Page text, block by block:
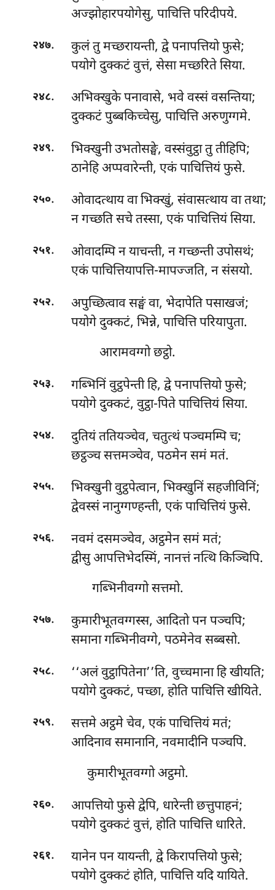
अज्झोहारपयोगेसु, पाचित्ति परिदीपये.
२४७. कुलंतु मच्छरायन्ती, द्वे पनापत्तियो फुसे;
पयोगे दुक्कटं वुत्तं, सेसा मच्छरिते सिया.
२४८.
अभिक्खुके पनावासे, भवे वस्सं वसन्तिया;
दुक्कटं पुब्बकिच्चेसु, पाचित्ति अरुणुग्गमे.
२४९.
भिक्खुनी उभतोसङ्घे, वस्संवुट्ठा तु तीहिपि;
ठानेहि अप्पवारेन्ती, एकं पाचित्तियं फुसे.
२५०. ओवादत्थायवा भिक्खुं, संवासत्थाय वा तथा;
न गच्छति सचे तस्सा, एकं पाचित्तियं सिया.
२५१.
ओवादम्पि न याचन्ती, न गच्छन्ती उपोसथं;
एकं पाचित्तियापत्ति-मापज्जति, न संसयो.
२५२.
अपुच्छित्वाव सङ्घं वा, भेदापेति पसाखजं;
पयोगे दुक्कटं, भिन्ने, पाचित्ति परियापुता.
आरामवग्गो छट्ठो.
२५३.
गब्भिनिं वुट्ठपेन्ती हि, द्वे पनापत्तियो फुसे;
पयोगे दुक्कटं, वुट्ठा-पिते पाचित्तियं सिया.
२५४.
दुतियं ततियञ्चेव, चतुत्थं पञ्चमम्पि च;
छट्ठञ्च सत्तमञ्चेव, पठमेन समं मतं.
२५५.
भिक्खुनी वुट्ठपेत्वान, भिक्खुनिं सहजीविनिं;
द्वेवस्सं नानुग्गण्हन्ती, एकं पाचित्तियं फुसे.
२५६.
नवमं दसमञ्चेव, अट्ठमेन समं मतं;
द्वीसु आपत्तिभेदस्मिं, नानत्तं नत्थि किञ्चिपि.
गब्भिनीवग्गो सत्तमो.
२५७.
कुमारीभूतवग्गस्स, आदितो पन पञ्चपि;
समाना गब्भिनीवग्गे, पठमेनेव सब्बसो.
२५८.
‘‘अलं वुट्ठापितेना’’ति, वुच्चमाना हि खीयति;
पयोगे दुक्कटं, पच्छा, होति पाचित्ति खीयिते.
२५९. सत्तमेअट्ठमे चेव, एकं पाचित्तियं मतं;
आदिनाव समानानि, नवमादीनि पञ्चपि.
कुमारीभूतवग्गो अट्ठमो.
२६०.
आपत्तियो फुसे द्वेपि, धारेन्ती छत्तुपाहनं;
पयोगे दुक्कटं वुत्तं, होति पाचित्ति धारिते.
२६१.
यानेन पन यायन्ती, द्वे किरापत्तियो फुसे;
पयोगे दुक्कटं होति, पाचित्ति यदि यायिते.